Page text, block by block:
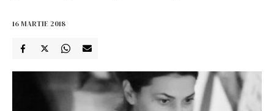
16 MARTIE 2018